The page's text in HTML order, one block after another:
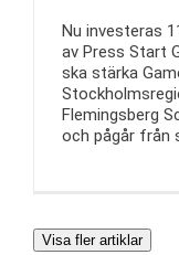
Nu investeras
av Press Start
ska stärka
Flemingsberg
och pågår från
Visa fler artiklar